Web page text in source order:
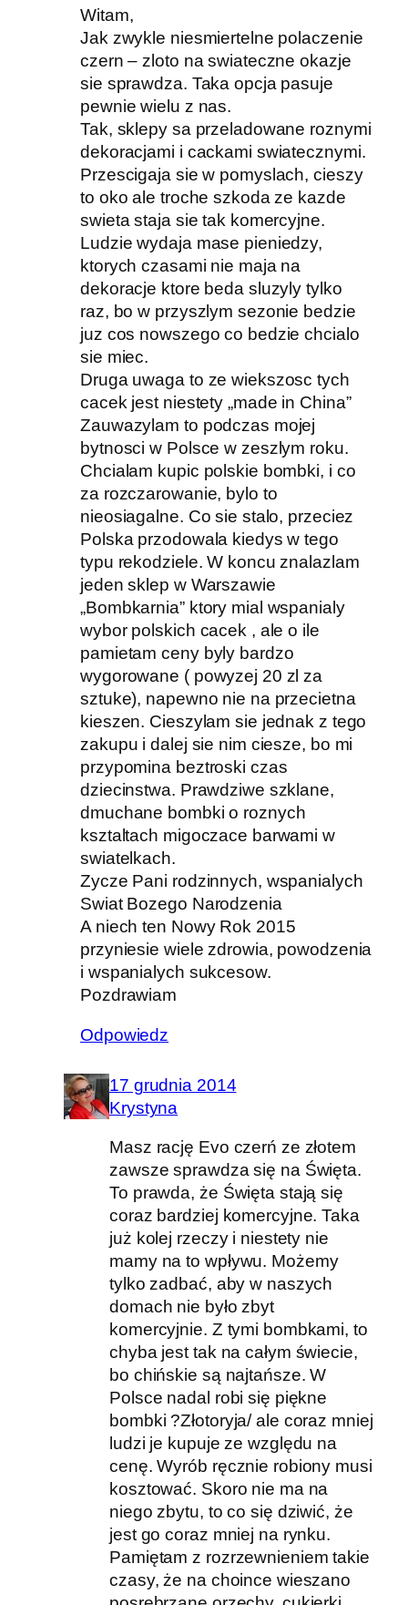
Witam,
Jak zwykle niesmiertelne polaczenie
czern – zloto na swiateczne okazje
sie sprawdza. Taka opcja pasuje
pewnie wielu z nas.
Tak, sklepy sa przeladowane roznymi
dekoracjami i cackami swiatecznymi.
Przescigaja sie w pomyslach, cieszy
to oko ale troche szkoda ze kazde
swieta staja sie tak komercyjne.
Ludzie wydaja mase pieniedzy,
ktorych czasami nie maja na
dekoracje ktore beda sluzyly tylko
raz, bo w przyszlym sezonie bedzie
juz cos nowszego co bedzie chcialo
sie miec.
Druga uwaga to ze wiekszosc tych
cacek jest niestety „made in China”
Zauwazylam to podczas mojej
bytnosci w Polsce w zeszlym roku.
Chcialam kupic polskie bombki, i co
za rozczarowanie, bylo to
nieosiagalne. Co sie stalo, przeciez
Polska przodowala kiedys w tego
typu rekodziele. W koncu znalazlam
jeden sklep w Warszawie
„Bombkarnia” ktory mial wspanialy
wybor polskich cacek , ale o ile
pamietam ceny byly bardzo
wygorowane ( powyzej 20 zl za
sztuke), napewno nie na przecietna
kieszen. Cieszylam sie jednak z tego
zakupu i dalej sie nim ciesze, bo mi
przypomina beztroski czas
dziecinstwa. Prawdziwe szklane,
dmuchane bombki o roznych
ksztaltach migoczace barwami w
swiatelkach.
Zycze Pani rodzinnych, wspanialych
Swiat Bozego Narodzenia
A niech ten Nowy Rok 2015
przyniesie wiele zdrowia, powodzenia
i wspanialych sukcesow.
Pozdrawiam
Odpowiedz
17 grudnia 2014
Krystyna
Masz rację Evo czerń ze złotem
zawsze sprawdza się na Święta.
To prawda, że Święta stają się
coraz bardziej komercyjne. Taka
już kolej rzeczy i niestety nie
mamy na to wpływu. Możemy
tylko zadbać, aby w naszych
domach nie było zbyt
komercyjnie. Z tymi bombkami, to
chyba jest tak na całym świecie,
bo chińskie są najtańsze. W
Polsce nadal robi się piękne
bombki ?Złotoryja/ ale coraz mniej
ludzi je kupuje ze względu na
cenę. Wyrób ręcznie robiony musi
kosztować. Skoro nie ma na
niego zbytu, to co się dziwić, że
jest go coraz mniej na rynku.
Pamiętam z rozrzewnieniem takie
czasy, że na choince wieszano